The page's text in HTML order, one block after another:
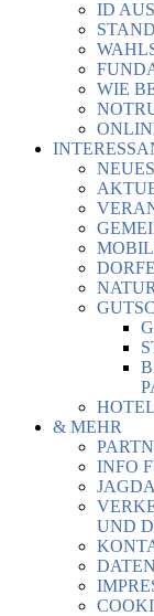
ID
WIE
& MEHR
INFO
UND